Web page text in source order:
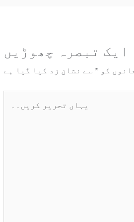
ایک تبصرہ چھوڑیں
کو * سے نشان زد کیا گیا ہے